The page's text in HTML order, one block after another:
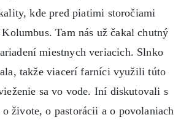
kde pred piatimi storočiami
Tam nás už čakal chutný
miestnych veriacich. Slnko
takže viacerí farníci využili túto
sa vo vode. Iní diskutovali s
živote, o pastorácii a o povolaniach